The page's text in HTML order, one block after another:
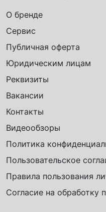
О бренде
Сервис
Публичная оферта
Юридическим лицам
Реквизиты
Вакансии
Контакты
Видеообзоры
Политика
Пользовательское
Правила пользования
Согласие на обработку